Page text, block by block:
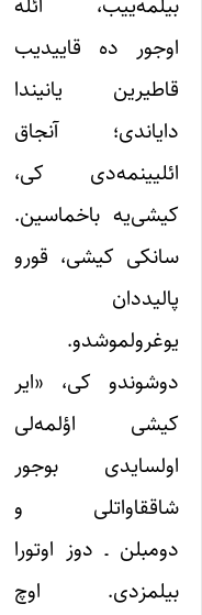
اوجور ده قاییدیب
قاطیرین یانیندا
دایاندی؛ آنجاق
ائلیینمه‌دی کی،
کیشی‌یه باخماسین.
سانکی کیشی، قورو
پالیددان
یوغرولموشدو.
دوشوندو کی، «ایر
کیشی اؤلمه‌لی
اولسایدی بوجور
شاققاواتلی و
دومبلن ـ دوز اوتورا
بیلمزدی. اوچ